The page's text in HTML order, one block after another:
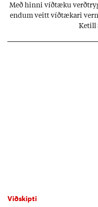
Með hinni víð­tæku
end­um veitt víð­tæk­ari
Ketill
Viðskipti